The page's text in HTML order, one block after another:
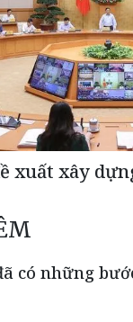
xuất xây
có những